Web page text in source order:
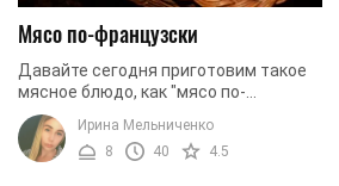
Мясо по-французски
Давайте сегодня приготовим такое
мясное блюдо, как "мясо по-
французки"? Уверяем, оно вам точно
понравится, ведь готовить его
совсем не сложно, а ...
Ирина Мельниченко
8
40 4.5